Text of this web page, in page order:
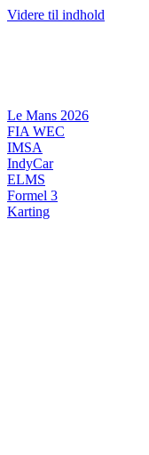
Videre til indhold
Le Mans 2026
FIA WEC
IMSA
IndyCar
ELMS
Formel 3
Karting